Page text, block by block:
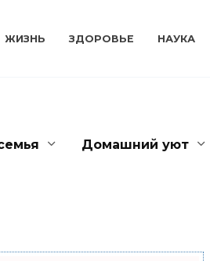
ЖИЗНЬ ЗДОРОВЬЕ НАУКА
Домашний уют